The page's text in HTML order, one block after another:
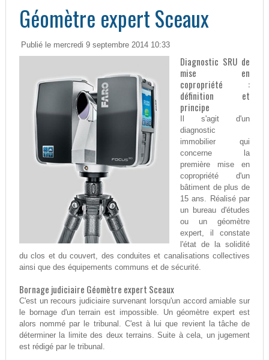
Géomètre expert Sceaux
Publié le mercredi 9 septembre 2014 10:33
Diagnostic SRU de
mise en
copropriété :
définition et
principe
Il s'agit d'un
diagnostic
immobilier qui
concerne la
première mise en
copropriété d'un
bâtiment de plus de
15 ans. Réalisé par
un bureau d'études
ou un géomètre
expert, il constate
l'état de la solidité
du clos et du couvert, des conduites et canalisations collectives
ainsi que des équipements communs et de sécurité.
Bornage judiciaire Géomètre expert Sceaux
C'est un recours judiciaire survenant lorsqu'un accord amiable sur
le bornage d'un terrain est impossible. Un géomètre expert est
alors nommé par le tribunal. C'est à lui que revient la tâche de
déterminer la limite des deux terrains. Suite à cela, un jugement
est rédigé par le tribunal.